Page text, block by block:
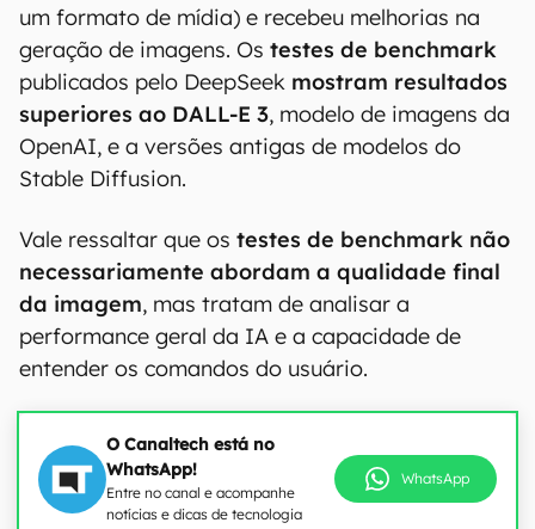
um formato de mídia) e recebeu melhorias na
geração de imagens. Os testes de benchmark
publicados pelo DeepSeek mostram resultados
superiores ao DALL-E 3, modelo de imagens da
OpenAI, e a versões antigas de modelos do
Stable Diffusion.
Vale ressaltar que os testes de benchmark não
necessariamente abordam a qualidade final
da imagem, mas tratam de analisar a
performance geral da IA e a capacidade de
entender os comandos do usuário.
O Canaltech está no
WhatsApp!
Entre no canal e acompanhe
notícias e dicas de tecnologia
WhatsApp